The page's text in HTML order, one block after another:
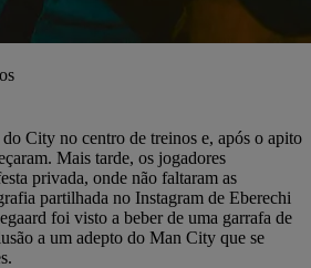
City no centro de treinos e, após o apito
Mais tarde, os jogadores
privada, onde não faltaram as
partilhada no Instagram de Eberechi
foi visto a beber de uma garrafa de
a um adepto do Man City que se